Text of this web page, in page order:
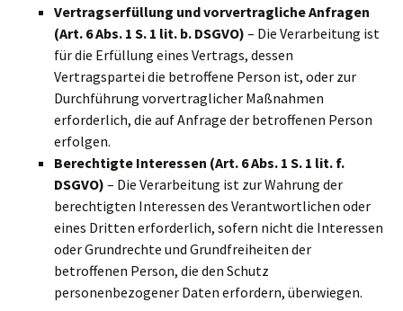
Vertragserfüllung und vorvertragliche Anfragen
(Art. 6 Abs. 1 S. 1 lit. b. DSGVO) – Die Verarbeitung ist
für die Erfüllung eines Vertrags, dessen
Vertragspartei die betroffene Person ist, oder zur
Durchführung vorvertraglicher Maßnahmen
erforderlich, die auf Anfrage der betroffenen Person
erfolgen.
Berechtigte Interessen (Art. 6 Abs. 1 S. 1 lit. f.
DSGVO) – Die Verarbeitung ist zur Wahrung der
berechtigten Interessen des Verantwortlichen oder
eines Dritten erforderlich, sofern nicht die Interessen
oder Grundrechte und Grundfreiheiten der
betroffenen Person, die den Schutz
personenbezogener Daten erfordern, überwiegen.